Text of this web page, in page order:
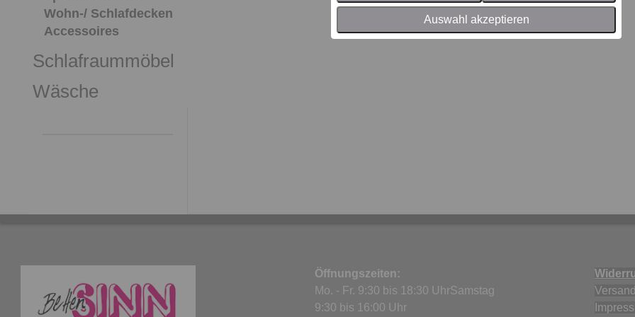
Auswahl akzeptieren
Wohn-/ Schlafdecken
Accessoires
Schlafraummöbel
Wäsche
Öffnungszeiten:
Mo. - Fr. 9:30 bis 18:30 UhrSamstag
9:30 bis 16:00 Uhr